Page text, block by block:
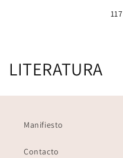
117
C
o
LITERATURA
Manifiesto
Contacto